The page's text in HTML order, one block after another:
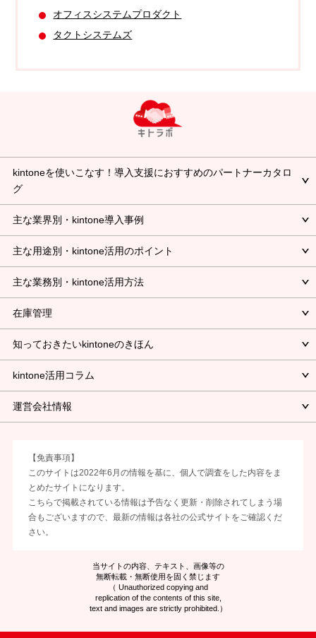
オフィスシステムプロダクト
タクトシステムズ
kintoneを使いこなす！導入支援におすすめのパートナーカタロ
グ
主な業界別・kintone導入事例
主な用途別・kintone活用のポイント
主な業務別・kintone活用方法
在庫管理
知っておきたいkintoneのきほん
kintone活用コラム
運営会社情報
【免責事項】
このサイトは2022年6月の情報を基に、個人で調査をした内容をま
とめたサイトになります。
こちらで掲載されている情報は予告なく更新・削除されてしまう場
合もございますので、最新の情報は各社の公式サイトをご確認くだ
さい。
当サイトの内容、テキスト、画像等の
無断転載・無断使用を固く禁じます
（ Unauthorized copying and
replication of the contents of this site,
text and images are strictly prohibited.）